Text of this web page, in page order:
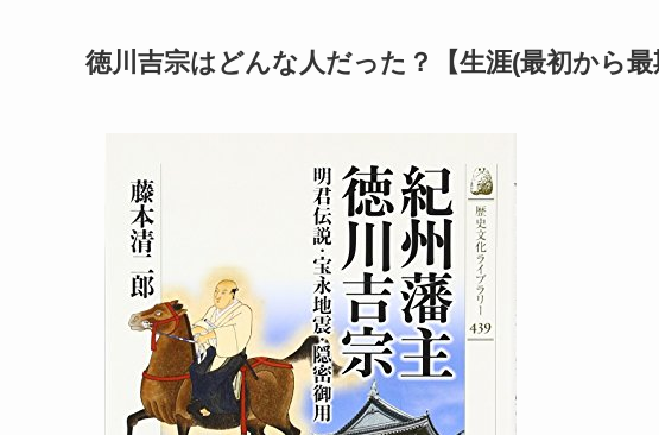
徳川吉宗はどんな人だった？【生涯(最初から